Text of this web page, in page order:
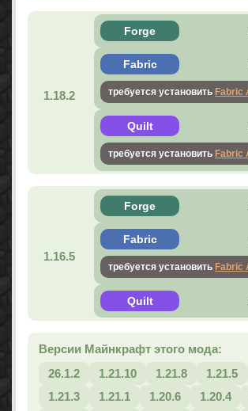
1.18.2
Forge
Fabric
требуется установить Fabric
Quilt
требуется установить Fabric
1.16.5
Forge
Fabric
требуется установить Fabric
Quilt
Версии Майнкрафт этого мода:
26.1.2
1.21.10 1.21.8 1.21.5
1.21.3
1.21.1 1.20.6 1.20.4